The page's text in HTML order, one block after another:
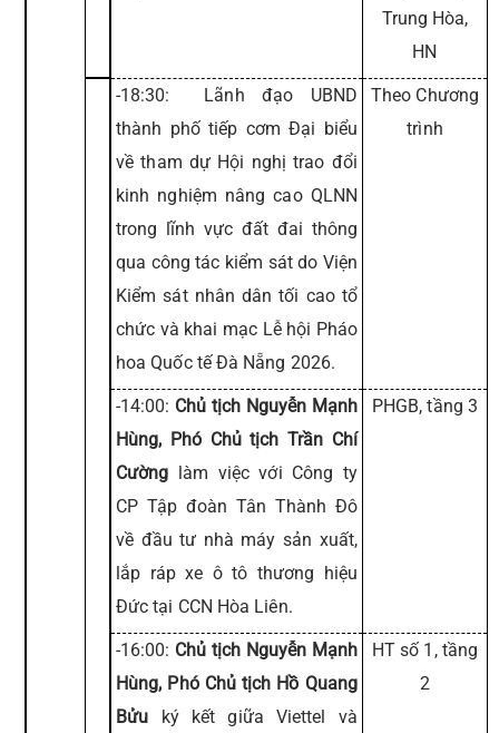
Trung Hòa,
HN
-18:30: Lãnh đạo UBND
thành phố tiếp cơm Đại biểu
về tham dự Hội nghị trao đổi
kinh nghiệm nâng cao QLNN
trong lĩnh vực đất đai thông
qua công tác kiểm sát do Viện
Kiểm sát nhân dân tối cao tổ
chức và khai mạc Lễ hội Pháo
hoa Quốc tế Đà Nẵng 2026.
Theo Chương
trình
-14:00: Chủ tịch Nguyễn Mạnh
Hùng, Phó Chủ tịch Trần Chí
Cường làm việc với Công ty
CP Tập đoàn Tân Thành Đô
về đầu tư nhà máy sản xuất,
lắp ráp xe ô tô thương hiệu
Đức tại CCN Hòa Liên.
PHGB, tầng 3
-16:00: Chủ tịch Nguyễn Mạnh
Hùng, Phó Chủ tịch Hồ Quang
Bửu ký kết giữa Viettel và
HT số 1, tầng
2